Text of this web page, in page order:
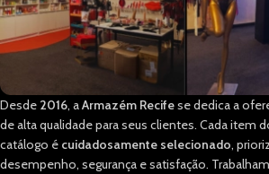
Desde 2016, aArmazém Recifese dedica a
de alta qualidade para seus clientes. Cada item
catálogo é cuidadosamente selecionado,
desempenho, segurança e satisfação.